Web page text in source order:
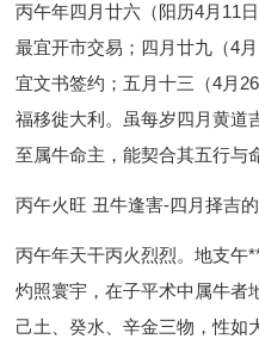
丙午年四月廿六（阳历4月11
最宜开市交易；四月廿九（4
宜文书签约；五月十三（4月
福移徙大利。虽每岁四月黄道
至属牛命主，能契合其五行与
丙午火旺 丑牛逢害-四月择吉
丙午年天干丙火烈烈。地支午
灼照寰宇，在子平术中属牛者
己土、癸水、辛金三物，性如